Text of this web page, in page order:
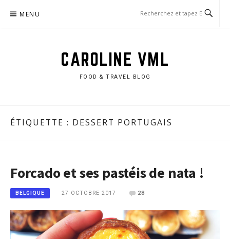
MENU
CAROLINE VML
FOOD & TRAVEL BLOG
ÉTIQUETTE : DESSERT PORTUGAIS
Forcado et ses pastéis de nata !
BELGIQUE 27 OCTOBRE 2017 28